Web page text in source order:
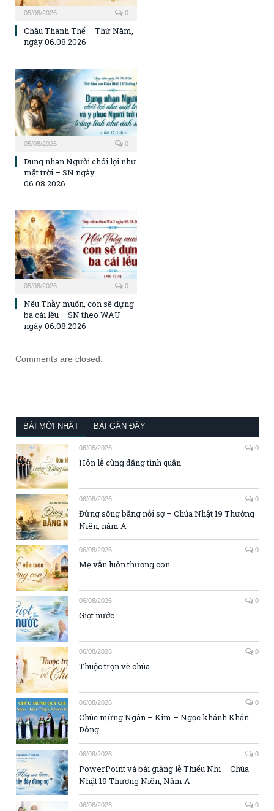
05/08/2026 0
Chầu Thánh Thể – Thứ Năm,
ngày 06.08.2026
05/08/2026 0
Dung nhan Người chói lọi như
mặt trời – SN ngày
06.08.2026
05/08/2026 0
Nếu Thầy muốn, con sẽ dựng
ba cái lều – SN theo WAU
ngày 06.08.2026
Comments are closed.
BÀI MỚI NHẤT BÀI GẦN ĐÂY
06/08/2026 0
Hôn lễ cùng đấng tình quân
06/08/2026 0
Đừng sống bằng nỗi sợ – Chúa Nhật 19 Thường
Niên, năm A
06/08/2026 0
Mẹ vẫn luôn thương con
06/08/2026 0
Giọt nước
06/08/2026 0
Thuộc trọn về chúa
06/08/2026 0
Chúc mừng Ngân – Kim – Ngọc khánh Khấn
Dòng
06/08/2026 0
PowerPoint và bài giảng lễ Thiếu Nhi – Chúa
Nhật 19 Thường Niên, Năm A
06/08/2026 0